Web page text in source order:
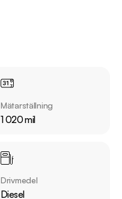
Mätarställning
1 020 mil
Drivmedel
Diesel